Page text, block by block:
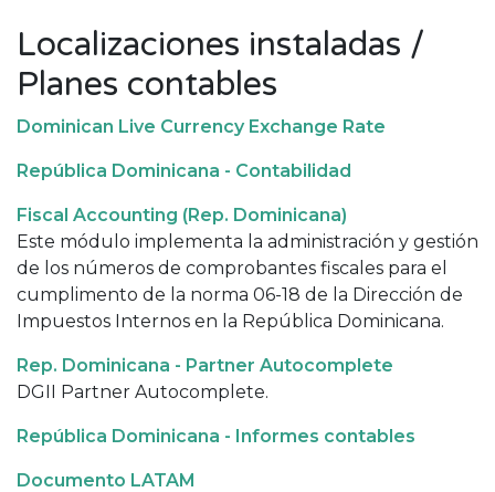
Localizaciones instaladas /
Planes contables
Dominican Live Currency Exchange Rate
República Dominicana - Contabilidad
Fiscal Accounting (Rep. Dominicana)
Este módulo implementa la administración y gestión
de los números de comprobantes fiscales para el
cumplimento de la norma 06-18 de la Dirección de
Impuestos Internos en la República Dominicana.
Rep. Dominicana - Partner Autocomplete
DGII Partner Autocomplete.
República Dominicana - Informes contables
Documento LATAM